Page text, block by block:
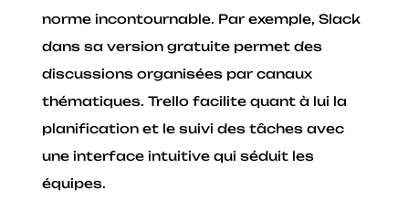
norme incontournable. Par exemple, Slack
dans sa version gratuite permet des
discussions organisées par canaux
thématiques. Trello facilite quant à lui la
planification et le suivi des tâches avec
une interface intuitive qui séduit les
équipes.